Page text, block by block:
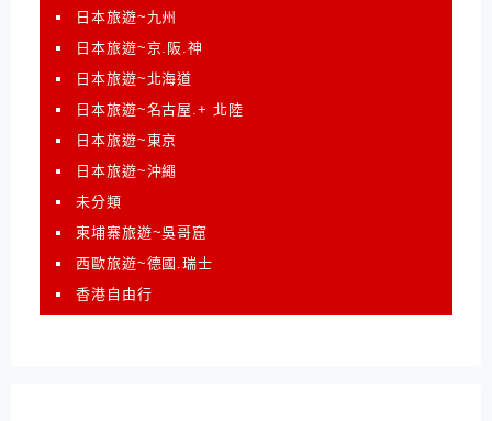
日本旅遊~九州
日本旅遊~京.阪.神
日本旅遊~北海道
日本旅遊~名古屋.+ 北陸
日本旅遊~東京
日本旅遊~沖繩
未分類
柬埔寨旅遊~吳哥窟
西歐旅遊~德國.瑞士
香港自由行